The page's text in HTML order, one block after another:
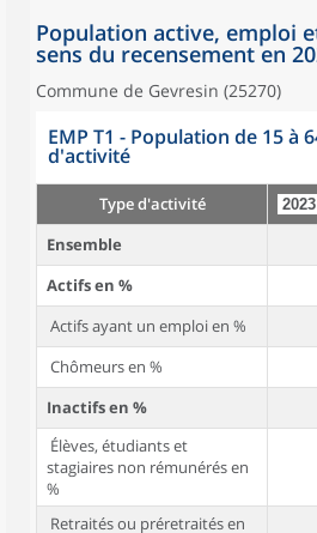
Population active, emploi
sens du recensement en
Commune de Gevresin (25270)
EMP T1 - Population de 15 à
d'activité
Type d'activité
Ensemble
Actifs en %
Actifs ayant un emploi en %
Chômeurs en %
Inactifs en %
Élèves, étudiants et
stagiaires non rémunérés en
%
Retraités ou préretraités en